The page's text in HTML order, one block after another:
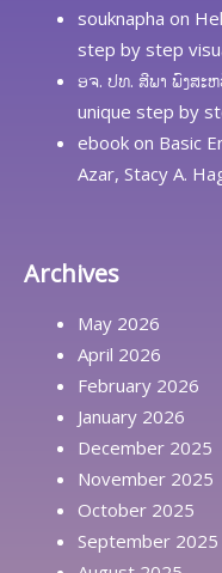
souknapha on
step by step
ອຈ. ປທ. ສີພາ ພົງສະ
unique step by
ebook on Basic
Azar, Stacy A.
Archives
May 2026
April 2026
February 2026
January 2026
December 2025
November 2025
October 2025
September 2025